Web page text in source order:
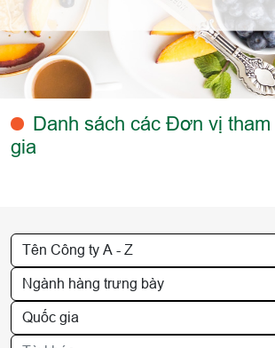
Danh sách các Đơn vị tham
gia